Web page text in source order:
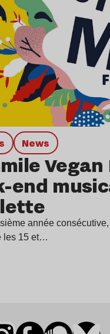
news
end
année
les 15 et…